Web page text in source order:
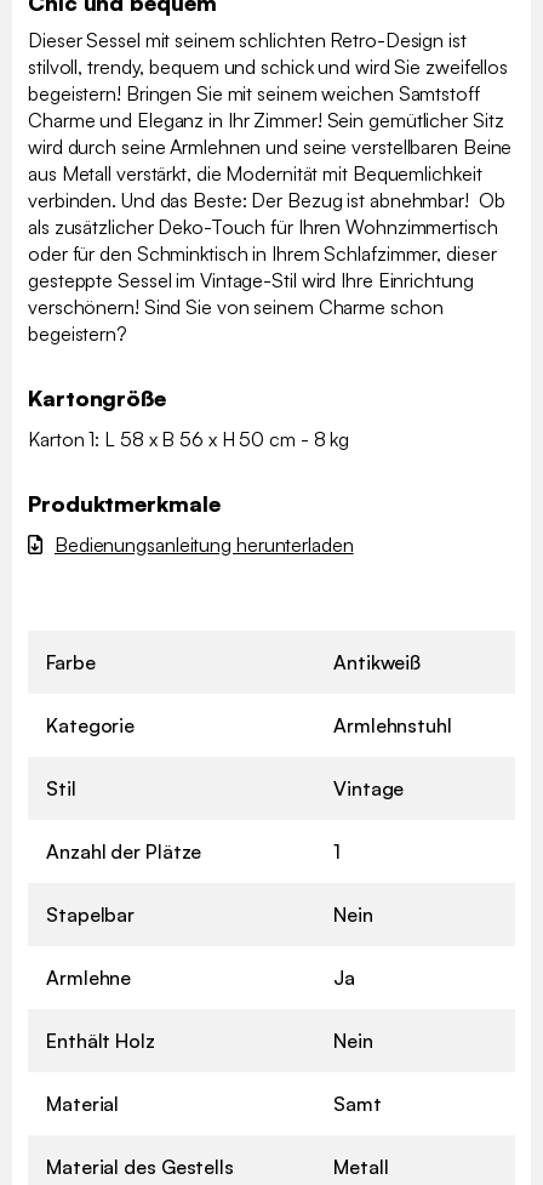
Dieser Sessel mit seinem schlichten Retro-Design ist
stilvoll, trendy, bequem und schick und wird Sie zweifellos
begeistern! Bringen Sie mit seinem weichen Samtstoff
Charme und Eleganz in Ihr Zimmer! Sein gemütlicher Sitz
wird durch seine Armlehnen und seine verstellbaren Beine
aus Metall verstärkt, die Modernität mit Bequemlichkeit
verbinden. Und das Beste: Der Bezug ist abnehmbar! Ob
als zusätzlicher Deko-Touch für Ihren Wohnzimmertisch
oder für den Schminktisch in Ihrem Schlafzimmer, dieser
gesteppte Sessel im Vintage-Stil wird Ihre Einrichtung
verschönern! Sind Sie von seinem Charme schon
begeistern?
Kartongröße
Karton 1: L 58 x B 56 x H 50 cm - 8 kg
Produktmerkmale
Bedienungsanleitung herunterladen
Farbe Antikweiß
Kategorie Armlehnstuhl
Stil Vintage
Anzahl der Plätze 1
Stapelbar Nein
Armlehne Ja
Enthält Holz Nein
Material Samt
Material des Gestells Metall